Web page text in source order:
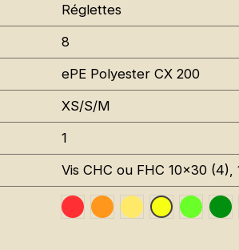
Réglettes
8
ePE Polyester CX 200
XS/S/M
1
Vis CHC ou FHC 10x30
Traffic Red RAL 3020
Orange Fluo RAL
Jaune Pantone
Jaune Fluo
Vert